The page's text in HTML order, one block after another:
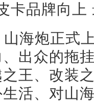
海炮正式
出众的拖
王、改装
活、对山